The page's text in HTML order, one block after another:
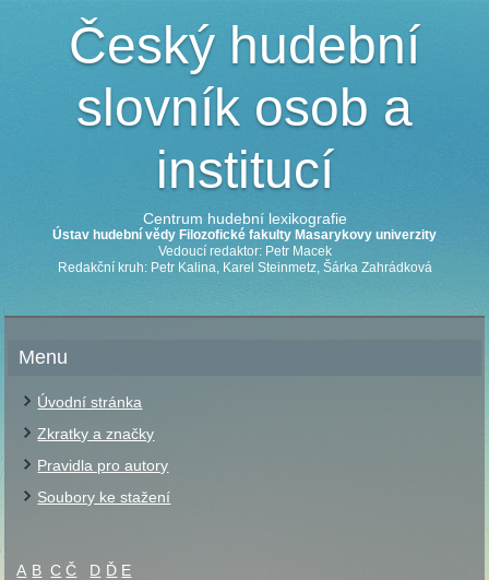
Český hudební
slovník osob a
institucí
Centrum hudební lexikografie
Ústav hudební vědy Filozofické fakulty Masarykovy univerzity
Vedoucí redaktor: Petr Macek
Redakční kruh: Petr Kalina, Karel Steinmetz, Šárka Zahrádková
Menu
Úvodní stránka
Zkratky a značky
Pravidla pro autory
Soubory ke stažení
A B C Č D Ď E